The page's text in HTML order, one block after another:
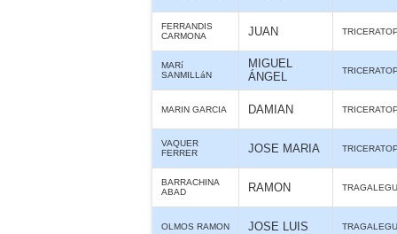
FERRANDIS
CARMONA
JUAN
MARí
SANMILLáN
MIGUEL
ÁNGEL
MARIN GARCIA DAMIAN
VAQUER
FERRER
JOSE MARIA
BARRACHINA
ABAD
RAMON
OLMOS RAMON JOSE LUIS